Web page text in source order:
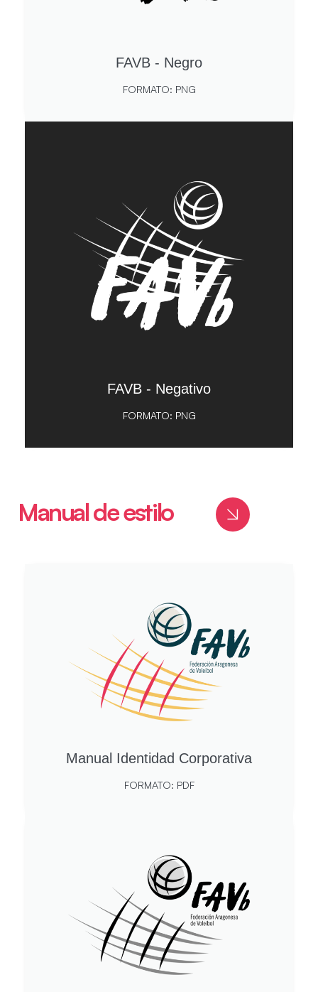
FAVB - Negro
FORMATO: PNG
FAVB - Negativo
FORMATO: PNG
Manual de estilo
Manual Identidad Corporativa
FORMATO: PDF